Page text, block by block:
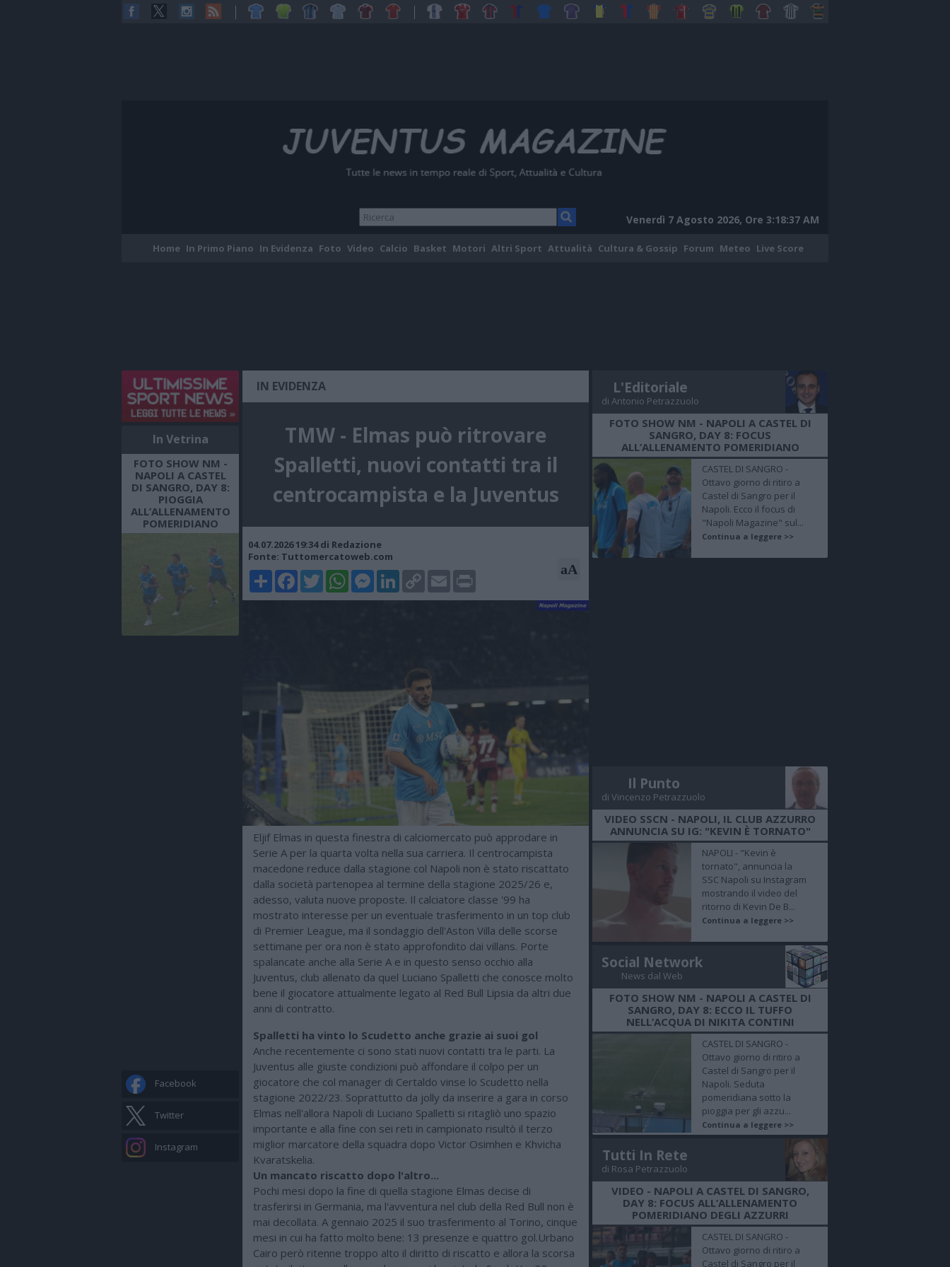
Venerdì 7 Agosto 2026, Ore 3:18:38 AM
Home In Primo Piano In Evidenza Foto Video Calcio Basket Motori Altri Sport Attualità Cultura & Gossip Forum Meteo Live Score
In Vetrina
FOTO SHOW NM -
NAPOLI A CASTEL
DI SANGRO, DAY 8:
PIOGGIA
ALL’ALLENAMENTO
POMERIDIANO
Facebook
Twitter
Instagram
IN EVIDENZA
TMW - Elmas può ritrovare
Spalletti, nuovi contatti tra il
centrocampista e la Juventus
04.07.2026 19:34 di Redazione
Fonte: Tuttomercatoweb.com
ShareFacebookTwitterWhatsAppMessenger
LinkedIn
Copy
Link
Email Print aA
Eljif Elmas in questa finestra di calciomercato può approdare in
Serie A per la quarta volta nella sua carriera. Il centrocampista
macedone reduce dalla stagione col Napoli non è stato riscattato
dalla società partenopea al termine della stagione 2025/26 e,
adesso, valuta nuove proposte. Il calciatore classe '99 ha
mostrato interesse per un eventuale trasferimento in un top club
di Premier League, ma il sondaggio dell'Aston Villa delle scorse
settimane per ora non è stato approfondito dai villans. Porte
spalancate anche alla Serie A e in questo senso occhio alla
Juventus, club allenato da quel Luciano Spalletti che conosce molto
bene il giocatore attualmente legato al Red Bull Lipsia da altri due
anni di contratto.
Spalletti ha vinto lo Scudetto anche grazie ai suoi gol
Anche recentemente ci sono stati nuovi contatti tra le parti. La
Juventus alle giuste condizioni può affondare il colpo per un
giocatore che col manager di Certaldo vinse lo Scudetto nella
stagione 2022/23. Soprattutto da jolly da inserire a gara in corso
Elmas nell'allora Napoli di Luciano Spalletti si ritagliò uno spazio
importante e alla fine con sei reti in campionato risultò il terzo
miglior marcatore della squadra dopo Victor Osimhen e Khvicha
Kvaratskelia.
Un mancato riscatto dopo l'altro...
Pochi mesi dopo la fine di quella stagione Elmas decise di
trasferirsi in Germania, ma l'avventura nel club della Red Bull non è
mai decollata. A gennaio 2025 il suo trasferimento al Torino, cinque
mesi in cui ha fatto molto bene: 13 presenze e quattro gol.Urbano
Cairo però ritenne troppo alto il diritto di riscatto e allora la scorsa
L'Editoriale
di Antonio Petrazzuolo
FOTO SHOW NM - NAPOLI A CASTEL DI
SANGRO, DAY 8: FOCUS
ALL’ALLENAMENTO POMERIDIANO
CASTEL DI SANGRO -
Ottavo giorno di ritiro a
Castel di Sangro per il
Napoli. Ecco il focus di
"Napoli Magazine" sul...
Continua a leggere >>
Il Punto
di Vincenzo Petrazzuolo
VIDEO SSCN - NAPOLI, IL CLUB AZZURRO
ANNUNCIA SU IG: "KEVIN È TORNATO"
NAPOLI - "Kevin è
tornato", annuncia la
SSC Napoli su Instagram
mostrando il video del
ritorno di Kevin De B...
Continua a leggere >>
Social Network
News dal Web
FOTO SHOW NM - NAPOLI A CASTEL DI
SANGRO, DAY 8: ECCO IL TUFFO
NELL’ACQUA DI NIKITA CONTINI
CASTEL DI SANGRO -
Ottavo giorno di ritiro a
Castel di Sangro per il
Napoli. Seduta
pomeridiana sotto la
pioggia per gli azzu...
Continua a leggere >>
Tutti In Rete
di Rosa Petrazzuolo
VIDEO - NAPOLI A CASTEL DI SANGRO,
DAY 8: FOCUS ALL’ALLENAMENTO
POMERIDIANO DEGLI AZZURRI
CASTEL DI SANGRO -
Ottavo giorno di ritiro a
Castel di Sangro per il